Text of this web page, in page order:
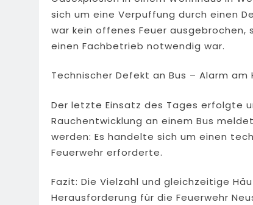
sich um eine Verpuffung durch einen
war kein offenes Feuer
einen Fachbetrieb notwendig war.
Technischer Defekt an Bus – Alarm
Der letzte Einsatz des Tages erfolgte
Rauchentwicklung an einem Bus
werden: Es handelte sich um einen
Feuerwehr erforderte.
Fazit: Die Vielzahl und gleichzeitige
Herausforderung für die Feuerwehr